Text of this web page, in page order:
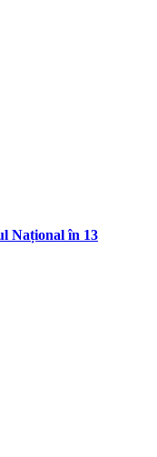
Național în 13